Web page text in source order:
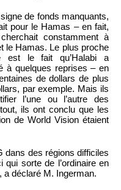
de fonds manquants,
pour le Hamas – en fait,
constamment à
le Hamas. Le plus proche
est le fait qu’Halabi a
à quelques reprises – en
de dollars de plus
par exemple. Mais ils
l’une ou l’autre des
ils ont conclu que les
de World Vision étaient
dans des régions difficiles
sorte de l’ordinaire en
a déclaré M. Ingerman.